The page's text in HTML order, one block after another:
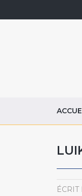
ÉCRIT